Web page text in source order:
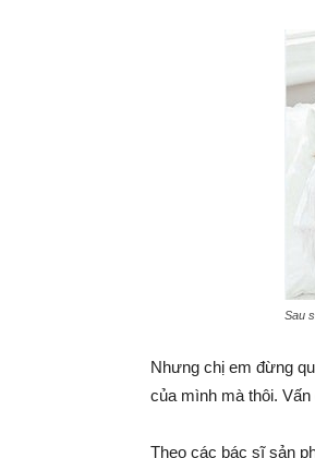
Sau
Nhưng chị em đừng
của mình mà thôi.
Theo các bác sĩ sản